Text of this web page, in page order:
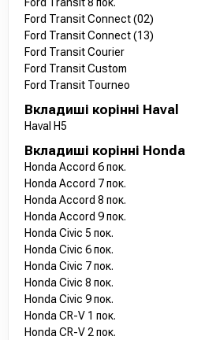
Ford Transit 8 пок.
Ford Transit Connect (02)
Ford Transit Connect (13)
Ford Transit Courier
Ford Transit Custom
Ford Transit Tourneo
Вкладиші корінні Haval
Haval H5
Вкладиші корінні Honda
Honda Accord 6 пок.
Honda Accord 7 пок.
Honda Accord 8 пок.
Honda Accord 9 пок.
Honda Civic 5 пок.
Honda Civic 6 пок.
Honda Civic 7 пок.
Honda Civic 8 пок.
Honda Civic 9 пок.
Honda CR-V 1 пок.
Honda CR-V 2 пок.